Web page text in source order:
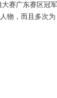
赛广东赛区冠
物，而且多次